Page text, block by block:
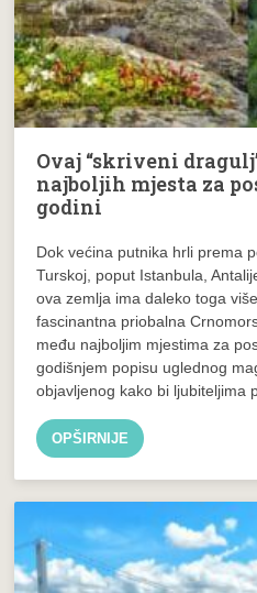
Ovaj “skriveni
najboljih mjesta za
godini
Dok većina putnika hrli prema
Turskoj, poput Istanbula,
ova zemlja ima daleko toga
fascinantna priobalna
među najboljim mjestima za
godišnjem popisu uglednog
objavljenog kako bi ljubiteljima
OPŠIRNIJE